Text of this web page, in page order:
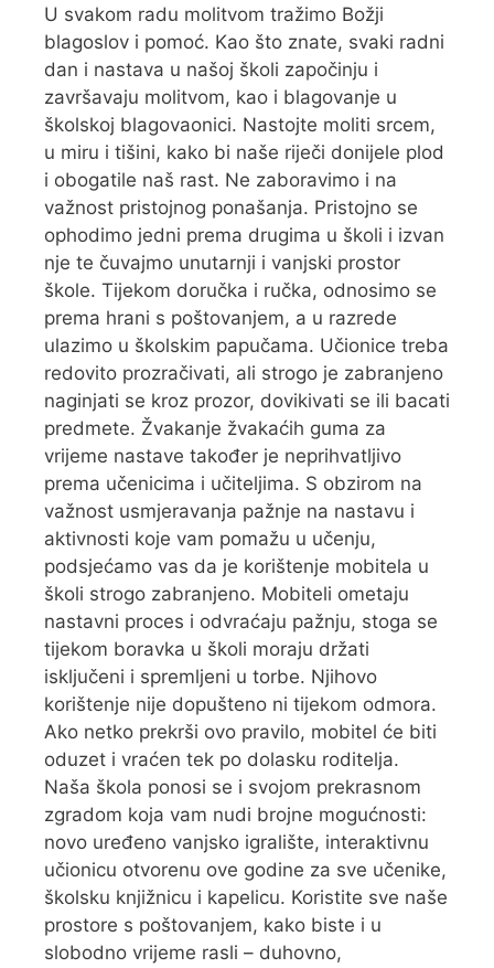
U svakom radu molitvom tražimo Božji
blagoslov i pomoć. Kao što znate, svaki radni
dan i nastava u našoj školi započinju i
završavaju molitvom, kao i blagovanje u
školskoj blagovaonici. Nastojte moliti srcem,
u miru i tišini, kako bi naše riječi donijele plod
i obogatile naš rast. Ne zaboravimo i na
važnost pristojnog ponašanja. Pristojno se
ophodimo jedni prema drugima u školi i izvan
nje te čuvajmo unutarnji i vanjski prostor
škole. Tijekom doručka i ručka, odnosimo se
prema hrani s poštovanjem, a u razrede
ulazimo u školskim papučama. Učionice treba
redovito prozračivati, ali strogo je zabranjeno
naginjati se kroz prozor, dovikivati se ili bacati
predmete. Žvakanje žvakaćih guma za
vrijeme nastave također je neprihvatljivo
prema učenicima i učiteljima. S obzirom na
važnost usmjeravanja pažnje na nastavu i
aktivnosti koje vam pomažu u učenju,
podsjećamo vas da je korištenje mobitela u
školi strogo zabranjeno. Mobiteli ometaju
nastavni proces i odvraćaju pažnju, stoga se
tijekom boravka u školi moraju držati
isključeni i spremljeni u torbe. Njihovo
korištenje nije dopušteno ni tijekom odmora.
Ako netko prekrši ovo pravilo, mobitel će biti
oduzet i vraćen tek po dolasku roditelja.
Naša škola ponosi se i svojom prekrasnom
zgradom koja vam nudi brojne mogućnosti:
novo uređeno vanjsko igralište, interaktivnu
učionicu otvorenu ove godine za sve učenike,
školsku knjižnicu i kapelicu. Koristite sve naše
prostore s poštovanjem, kako biste i u
slobodno vrijeme rasli – duhovno,